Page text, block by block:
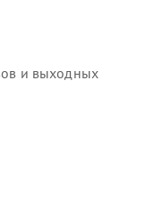
и выходных